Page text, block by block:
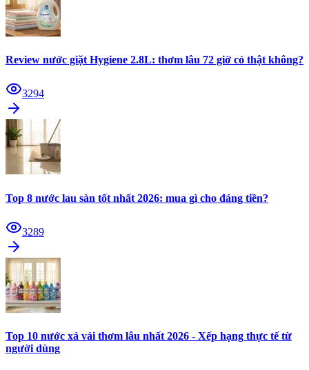
Review nước giặt Hygiene 2.8L: thơm lâu 72 giờ có thật không?
3294
Top 8 nước lau sàn tốt nhất 2026: mua gì cho đáng tiền?
3289
Top 10 nước xả vải thơm lâu nhất 2026 - Xếp hạng thực tế từ
người dùng